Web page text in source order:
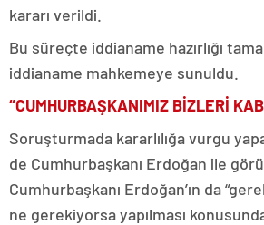
kararı verildi.
Bu süreçte iddianame hazırlığı
iddianame mahkemeye sunuldu.
“CUMHURBAŞKANIMIZ BİZLERİ
Soruşturmada kararlılığa vurgu
de Cumhurbaşkanı Erdoğan ile
Cumhurbaşkanı Erdoğan’ın da
ne gerekiyorsa yapılması